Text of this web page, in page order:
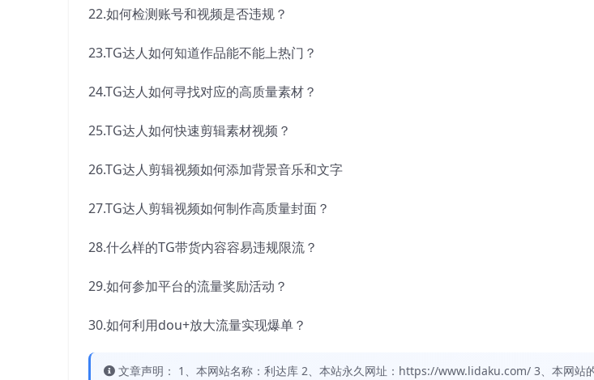
22.如何检测账号和视频是否违规？
23.TG达人如何知道作品能不能上热门？
24.TG达人如何寻找对应的高质量素材？
25.TG达人如何快速剪辑素材视频？
26.TG达人剪辑视频如何添加背景音乐和文字
27.TG达人剪辑视频如何制作高质量封面？
28.什么样的TG带货内容容易违规限流？
29.如何参加平台的流量奖励活动？
30.如何利用dou+放大流量实现爆单？
文章声明： 1、本网站名称：利达库 2、本站永久网址：https://www.lidaku.com/ 3、本网站